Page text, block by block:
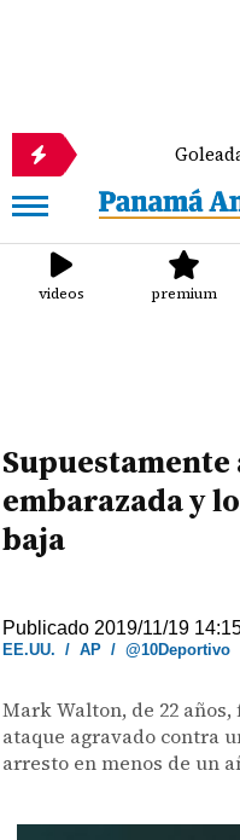
Goleada y
videos premium
embarazada y
baja
Publicado 2019/11/19
EE.UU. /AP /@10Deportivo
Mark Walton, de 22
ataque agravado contra
arresto en menos de un